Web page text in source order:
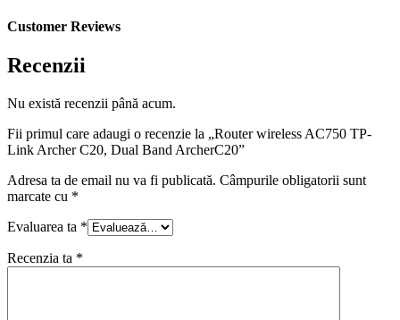
Customer Reviews
Recenzii
Nu există recenzii până acum.
Fii primul care adaugi o recenzie la „Router wireless AC750 TP-
Link Archer C20, Dual Band ArcherC20”
Adresa ta de email nu va fi publicată. Câmpurile obligatorii sunt
marcate cu *
Evaluarea ta *
Recenzia ta *